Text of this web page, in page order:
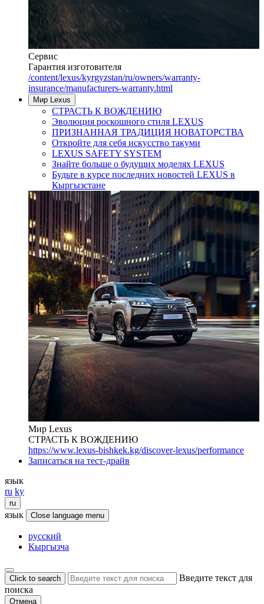
Сервис
Гарантия изготовителя
/content/lexus/kyrgyzstan/ru/owners/warranty-
insurance/manufacturers-warranty.html
Мир Lexus
СТРАСТЬ К ВОЖДЕНИЮ
Эволюция роскошного стиля LEXUS
ПРИЗНАННАЯ ТРАДИЦИЯ НОВАТОРСТВА
Откройте для себя искусство такуми
LEXUS SAFETY SYSTEM
Знайте больше о будущих моделях LEXUS
Будьте в курсе последних новостей LEXUS в
Кыргызстане
Мир Lexus
СТРАСТЬ К ВОЖДЕНИЮ
https://www.lexus-bishkek.kg/discover-lexus/performance
Записаться на тест-драйв
язык
ru ky
ru
язык Close language menu
русский
Кыргызча
Click to search
Введите текст для
поиска
Отмена